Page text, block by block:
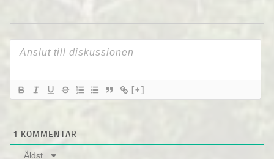
[+]
1 KOMMENTAR
Äldst